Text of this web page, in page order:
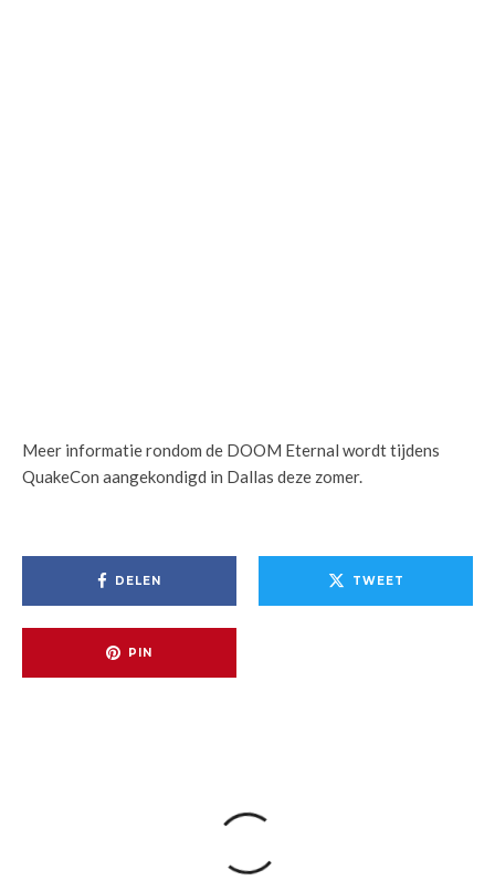
Meer informatie rondom de DOOM Eternal wordt tijdens
QuakeCon aangekondigd in Dallas deze zomer.
DELEN TWEET
PIN